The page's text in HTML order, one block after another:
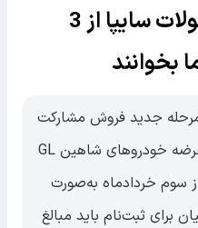
ثبت‌نام اینترنتی محصولات سایپا از 3
بخوانند
مرحله جدید فروش مشارکت
در تولید محصولات خود را با عرضه خودروهای شاهین GL
سوم خردادماه به‌صورت
برای ثبت‌نام باید مبالغ